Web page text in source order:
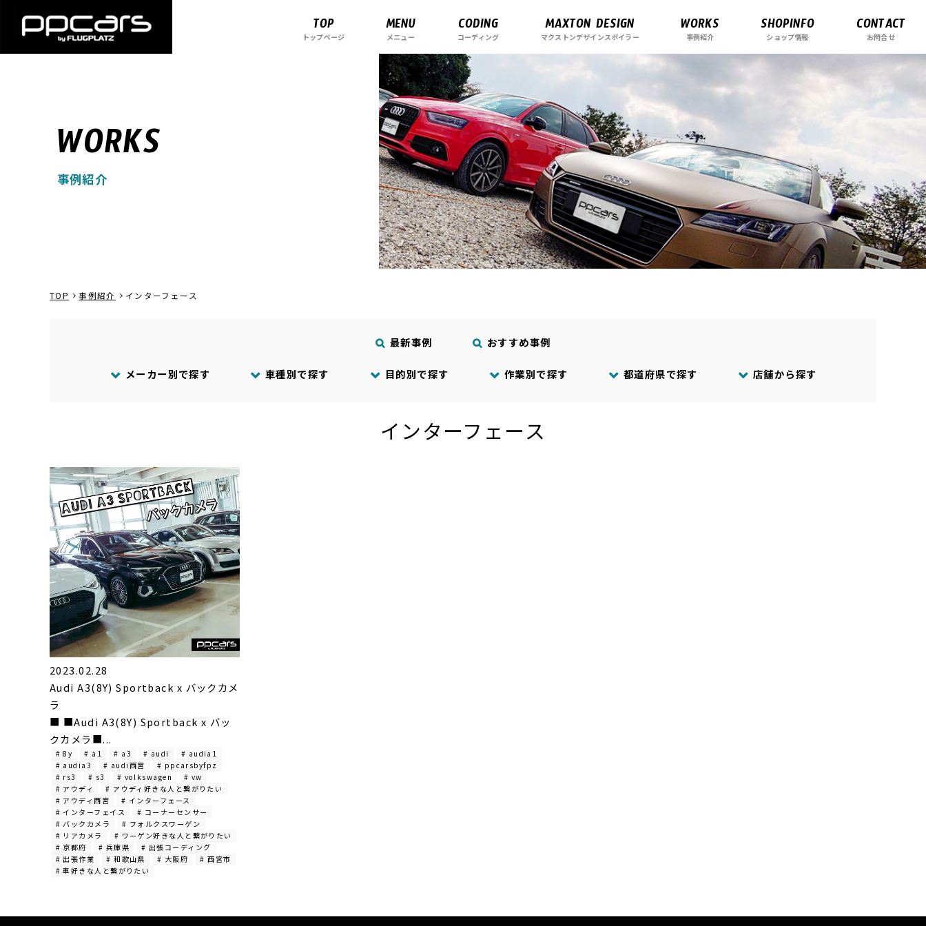
TOP
トップページ MENU
メニュー CODING
コーディング MAXTON DESIGN
マクストンデザインスポイラー WORKS
事例紹介 SHOPINFO
ショップ情報 CONTACT
お問合せ
WORKS
事例紹介
TOP 事例紹介 インターフェース
最新事例 おすすめ事例
メーカー別で探す 車種別で探す 目的別で探す 作業別で探す 都道府県で探す 店舗から探す
インターフェース
2023.02.28
Audi A3(8Y) Sportback x バックカメ
ラ
■ ■Audi A3(8Y) Sportback x バッ
クカメラ■...
# 8y # a1 # a3 # audi
# audia1
# audia3
# audi西宮
# ppcarsbyfpz
# rs3
# s3 # volkswagen
# vw
# アウディ
# アウディ好きな人と繋がりたい
# アウディ西宮
# インターフェース
# インターフェイス
# コーナーセンサー
# バックカメラ
# フォルクスワーゲン
# リアカメラ
# ワーゲン好きな人と繋がりたい
# 京都府
# 兵庫県
# 出張コーディング
# 出張作業
# 和歌山県 # 大阪府
# 西宮市
# 車好きな人と繋がりたい